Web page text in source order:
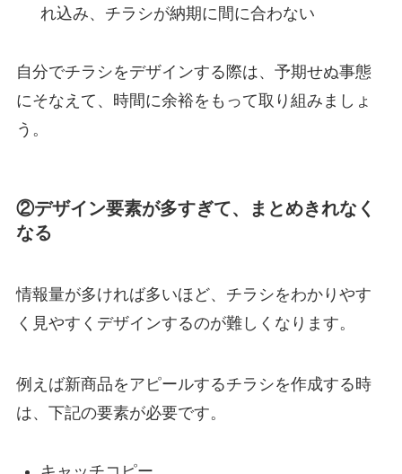
れ込み、チラシが納期に間に合わない
自分でチラシをデザインする際は、予期せぬ事態
にそなえて、時間に余裕をもって取り組みましょ
う。
②デザイン要素が多すぎて、まとめきれなく
なる
情報量が多ければ多いほど、チラシをわかりやす
く見やすくデザインするのが難しくなります。
例えば新商品をアピールするチラシを作成する時
は、下記の要素が必要です。